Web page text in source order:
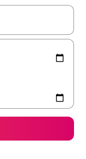
或通过点击或滑动手势